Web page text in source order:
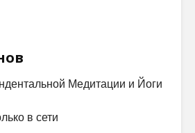
Медитации и Йоги
в сети